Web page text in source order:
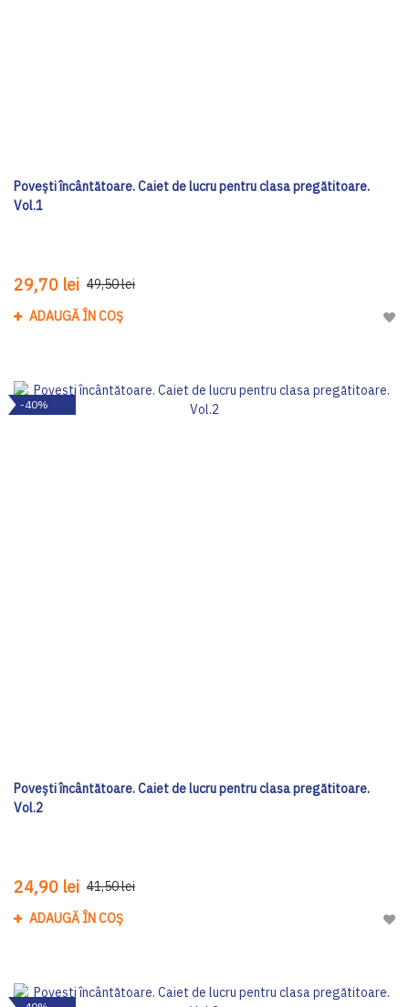
Povești încântătoare. Caiet de lucru pentru clasa pregătitoare.
Vol.1
29,70 lei 49,50 lei
ADAUGĂ ÎN COȘ
-40%
Povești încântătoare. Caiet de lucru pentru clasa pregătitoare.
Vol.2
24,90 lei 41,50 lei
ADAUGĂ ÎN COȘ